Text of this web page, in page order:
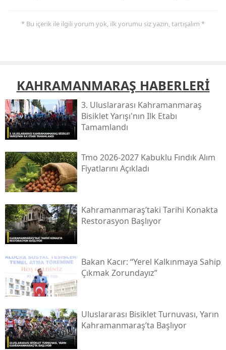
* Bu içerik ile ilgili yorum yok, ilk yorumu siz yazın, tartışalım *
KAHRAMANMARAŞ HABERLERİ
3. Uluslararası Kahramanmaraş
Bisiklet Yarışı'nın Ilk Etabı
Tamamlandı
Tmo 2026-2027 Kabuklu Fındık Alım
Fiyatlarını Açıkladı
Kahramanmaraş’taki Tarihi Konakta
Restorasyon Başlıyor
Bakan Kacır: “yerel Kalkınmaya Sahip
Çıkmak Zorundayız”
Uluslararası Bisiklet Turnuvası, Yarın
Kahramanmaraş’ta Başlıyor